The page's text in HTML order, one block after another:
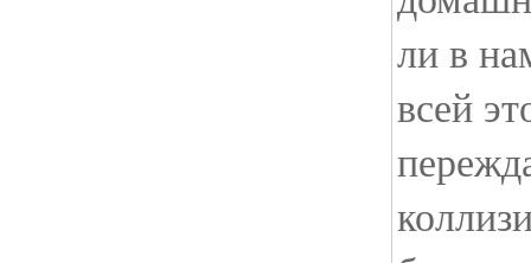
ли в
всей